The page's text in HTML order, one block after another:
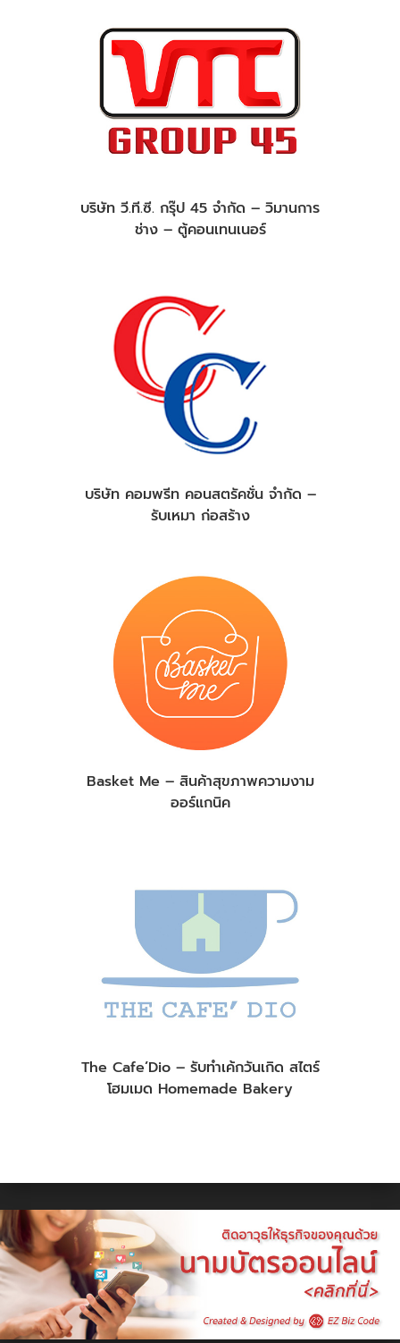
บริษัท วี.ที.ซี. กรุ๊ป 45 จำกัด – วิมานการ
ช่าง – ตู้คอนเทนเนอร์
บริษัท คอมพรีท คอนสตรัคชั่น จำกัด –
รับเหมา ก่อสร้าง
Basket Me – สินค้าสุขภาพความงาม
ออร์แกนิค
The Cafe’Dio – รับทำเค้กวันเกิด สไตร์
โฮมเมด Homemade Bakery